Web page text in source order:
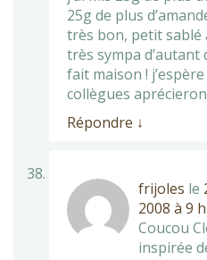
25g de plus
très bon, petit sablé
très sympa d’autant
fait maison !
collègues
Répondre ↓
frijoles le
2008 à 9
Coucou
inspirée